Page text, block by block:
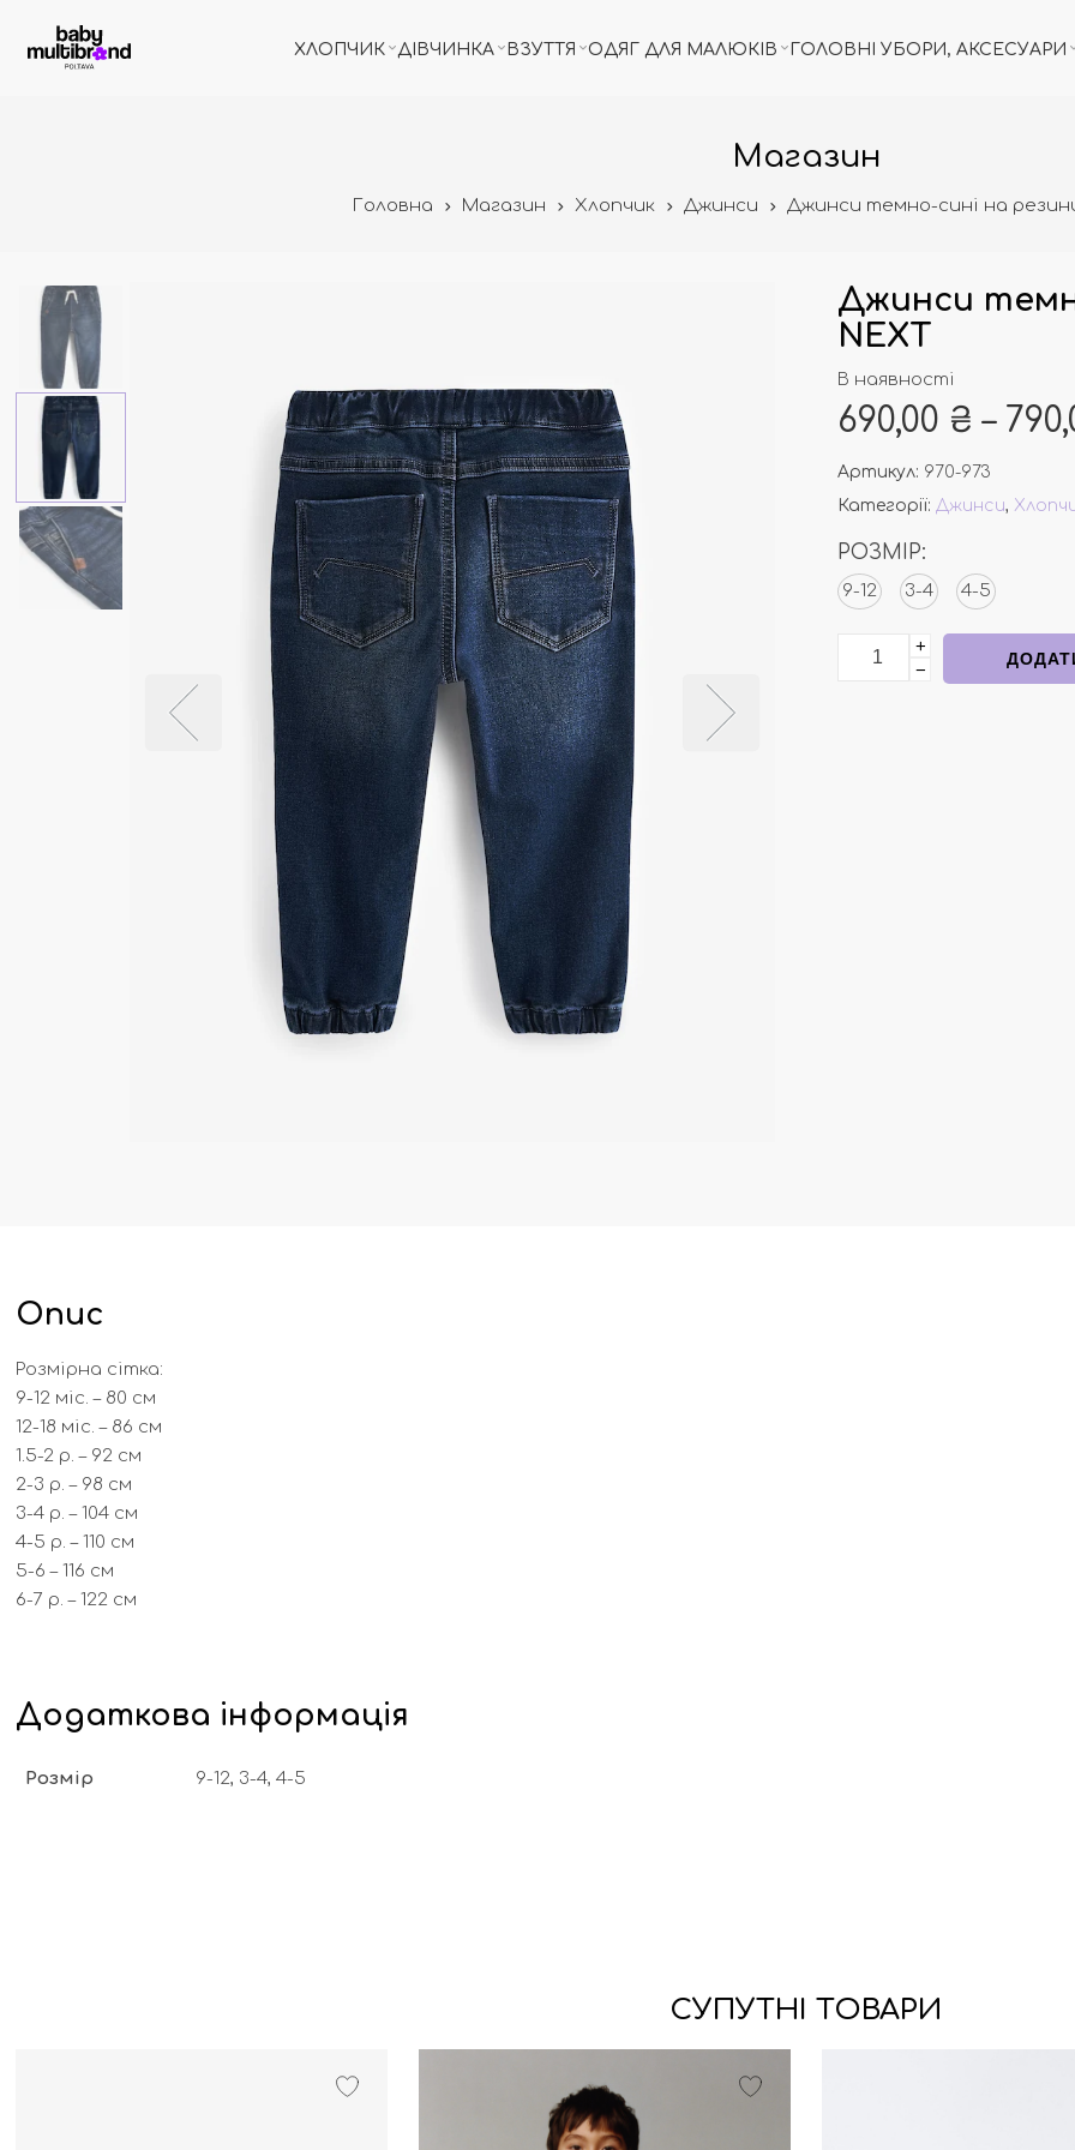
ХЛОПЧИК ДІВЧИНКА ВЗУТТЯ ОДЯГ ДЛЯ МАЛЮКІВ ГОЛОВНІ УБОРИ, АКСЕСУАРИ
Магазин
Головна Магазин Хлопчик Джинси Джинси темно-сині на
Джинси
NEXT
В наявності
690,00 ₴ –
Артикул: 970-973
Категорії: Джинси,
РОЗМІР:
9-12 3-4 4-5
Джинси темно-сині на
+
−
Опис
Розмірна сітка:
9-12 міс. – 80 см
12-18 міс. – 86 см
1.5-2 р. – 92 см
2-3 р. – 98 см
3-4 р. – 104 см
4-5 р. – 110 см
5-6 – 116 см
6-7 р. – 122 см
Додаткова інформація
Розмір 9-12, 3-4, 4-5
СУПУТНІ ТОВАРИ